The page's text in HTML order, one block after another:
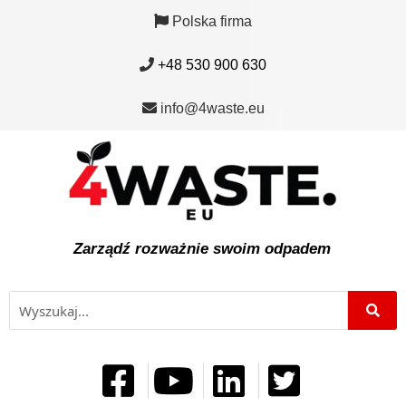
Polska firma
+48 530 900 630
info@4waste.eu
Zarządź rozważnie swoim odpadem